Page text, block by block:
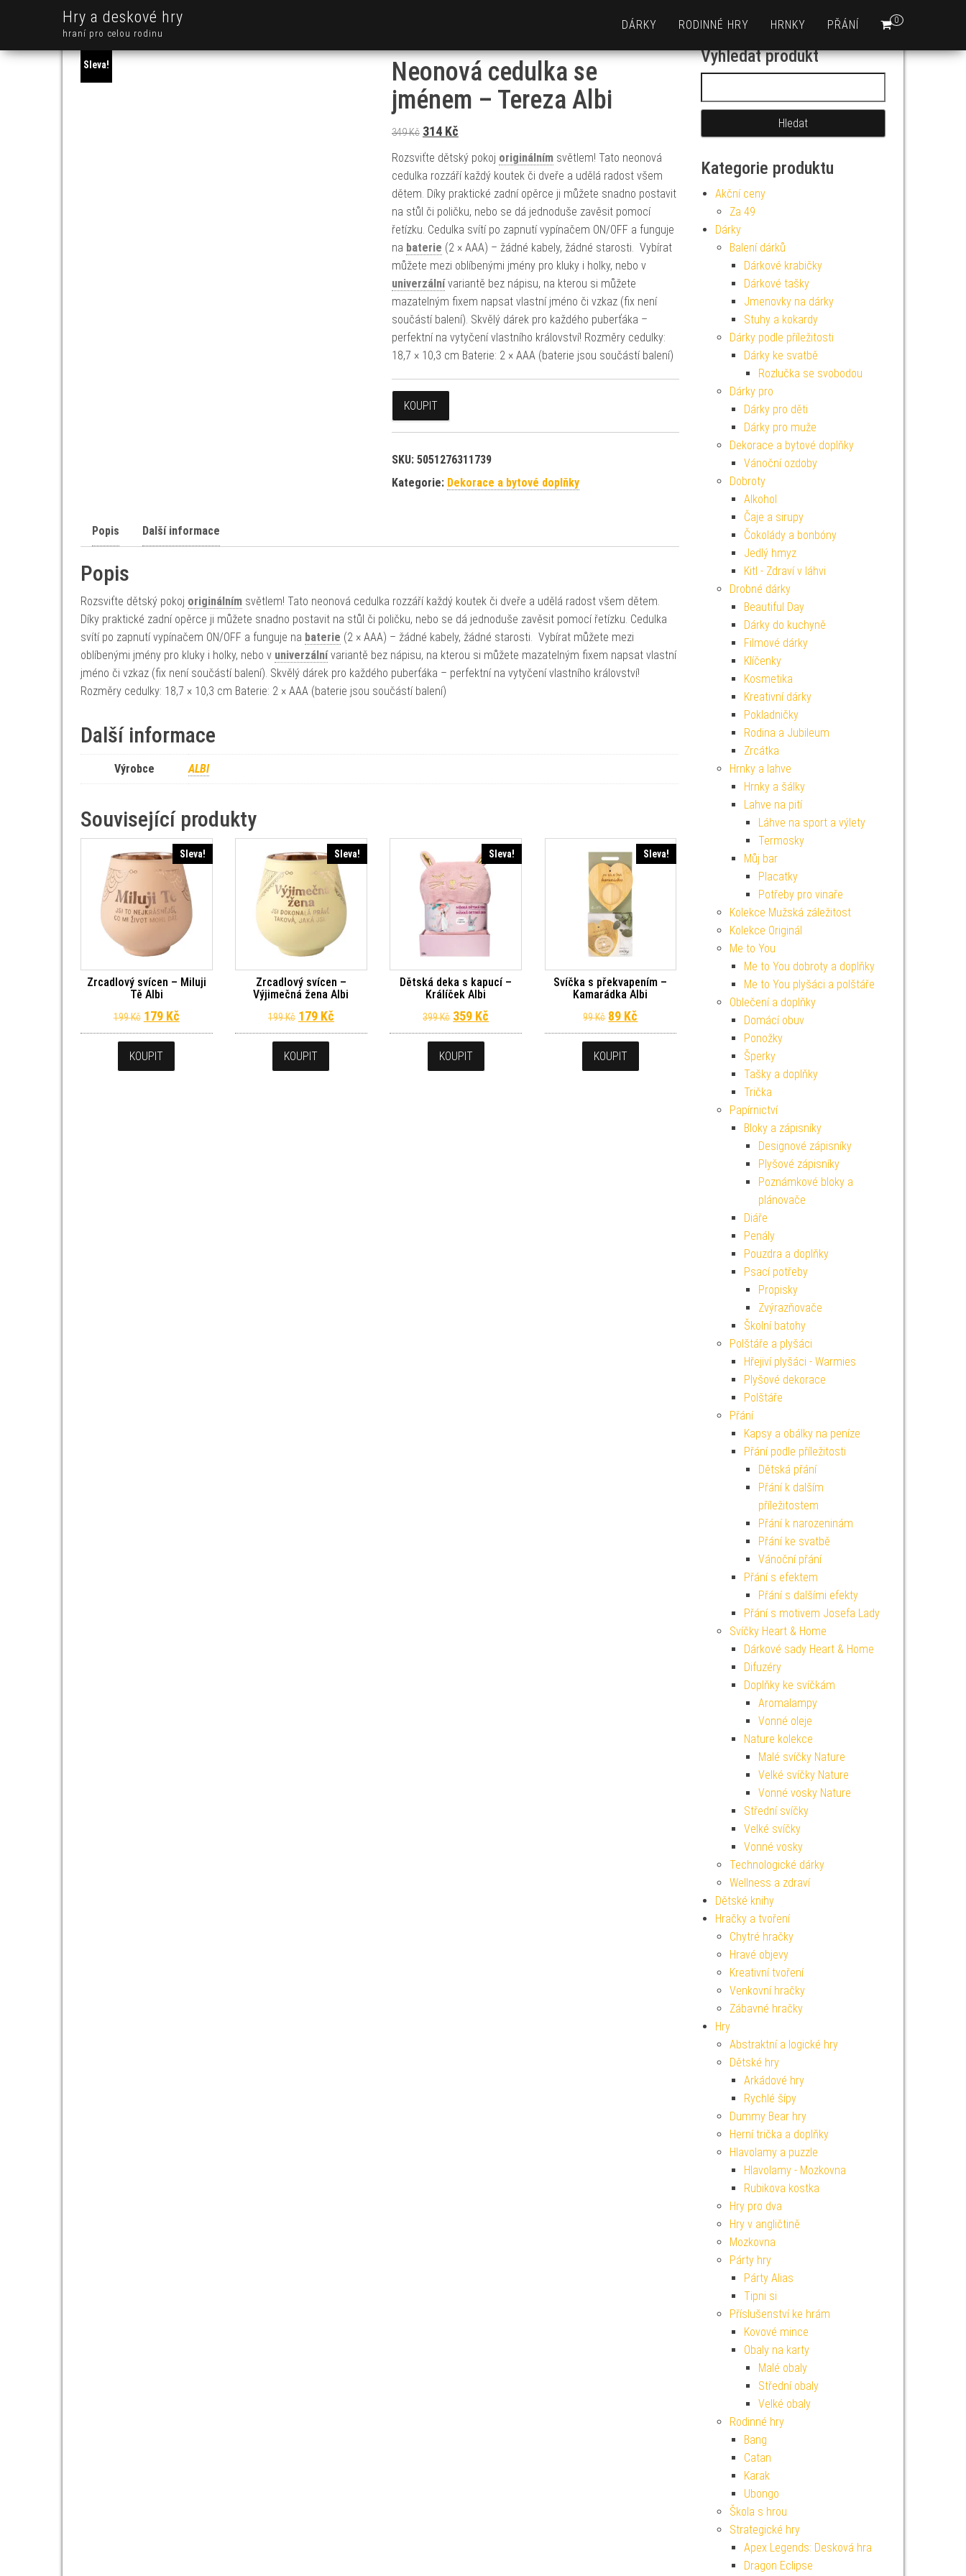
Hry a deskové hry
hraní pro celou rodinu
0
DÁRKY RODINNÉ HRY HRNKY PŘÁNÍ
Sleva!
Neonová cedulka se
jménem – Tereza Albi
349Kč Původní cena byla: 349 Kč.
314 KčAktuální cena je: 314 Kč.
Rozsviťte dětský pokoj originálnímsvětlem! Tato neonová
cedulka rozzáří každý koutek či dveře a udělá radost všem
dětem. Díky praktické zadní opěrce ji můžete snadno postavit
na stůl či poličku, nebo se dá jednoduše zavěsit pomocí
řetízku. Cedulka svítí po zapnutí vypínačem ON/OFF a funguje
na baterie (2 × AAA) – žádné kabely, žádné starosti. Vybírat
můžete mezi oblíbenými jmény pro kluky i holky, nebo v
univerzálnívariantě bez nápisu, na kterou si můžete
mazatelným fixem napsat vlastní jméno či vzkaz (fix není
součástí balení). Skvělý dárek pro každého puberťáka –
perfektní na vytyčení vlastního království! Rozměry cedulky:
18,7 × 10,3 cm Baterie: 2 × AAA (baterie jsou součástí balení)
KOUPIT
SKU: 5051276311739
Kategorie: Dekorace a bytové doplňky
Popis Další informace
Popis
Rozsviťte dětský pokoj originálním světlem! Tato neonová cedulka rozzáří každý koutek či dveře a udělá radost všem dětem.
Díky praktické zadní opěrce ji můžete snadno postavit na stůl či poličku, nebo se dá jednoduše zavěsit pomocí řetízku. Cedulka
svítí po zapnutí vypínačem ON/OFF a funguje na baterie (2 × AAA) – žádné kabely, žádné starosti. Vybírat můžete mezi
oblíbenými jmény pro kluky i holky, nebo v univerzálnívariantě bez nápisu, na kterou si můžete mazatelným fixem napsat vlastní
jméno či vzkaz (fix není součástí balení). Skvělý dárek pro každého puberťáka – perfektní na vytyčení vlastního království!
Rozměry cedulky: 18,7 × 10,3 cm Baterie: 2 × AAA (baterie jsou součástí balení)
Další informace
Výrobce ALBI
Související produkty
Sleva!
Zrcadlový svícen – Miluji
Tě Albi
199Kč Původní cena byla: 199 Kč.
179 KčAktuální cena je: 179 Kč.
KOUPIT
Sleva!
Zrcadlový svícen –
Výjimečná žena Albi
199Kč Původní cena byla: 199 Kč.
179 KčAktuální cena je: 179 Kč.
KOUPIT
Sleva!
Dětská deka s kapucí –
Králíček Albi
399Kč Původní cena byla: 399 Kč.
359 Kč Aktuální cena je: 359 Kč.
KOUPIT
Sleva!
Svíčka s překvapením –
Kamarádka Albi
99Kč Původní cena byla: 99 Kč.
89 Kč Aktuální cena je: 89 Kč.
KOUPIT
Vyhledat produkt
Kategorie produktu
Akční ceny
Za 49
Dárky
Balení dárků
Dárkové krabičky
Dárkové tašky
Jmenovky na dárky
Stuhy a kokardy
Dárky podle příležitosti
Dárky ke svatbě
Rozlučka se svobodou
Dárky pro
Dárky pro děti
Dárky pro muže
Dekorace a bytové doplňky
Vánoční ozdoby
Dobroty
Alkohol
Čaje a sirupy
Čokolády a bonbóny
Jedlý hmyz
Kitl - Zdraví v láhvi
Drobné dárky
Beautiful Day
Dárky do kuchyně
Filmové dárky
Klíčenky
Kosmetika
Kreativní dárky
Pokladničky
Rodina a Jubileum
Zrcátka
Hrnky a lahve
Hrnky a šálky
Lahve na pití
Láhve na sport a výlety
Termosky
Můj bar
Placatky
Potřeby pro vinaře
Kolekce Mužská záležitost
Kolekce Originál
Me to You
Me to You dobroty a doplňky
Me to You plyšáci a polštáře
Oblečení a doplňky
Domácí obuv
Ponožky
Šperky
Tašky a doplňky
Trička
Papírnictví
Bloky a zápisníky
Designové zápisníky
Plyšové zápisníky
Poznámkové bloky a
plánovače
Diáře
Penály
Pouzdra a doplňky
Psací potřeby
Propisky
Zvýrazňovače
Školní batohy
Polštáře a plyšáci
Hřejiví plyšáci - Warmies
Plyšové dekorace
Polštáře
Přání
Kapsy a obálky na peníze
Přání podle příležitosti
Dětská přání
Přání k dalším
příležitostem
Přání k narozeninám
Přání ke svatbě
Vánoční přání
Přání s efektem
Přání s dalšími efekty
Přání s motivem Josefa Lady
Svíčky Heart & Home
Dárkové sady Heart & Home
Difuzéry
Doplňky ke svíčkám
Aromalampy
Vonné oleje
Nature kolekce
Malé svíčky Nature
Velké svíčky Nature
Vonné vosky Nature
Střední svíčky
Velké svíčky
Vonné vosky
Technologické dárky
Wellness a zdraví
Dětské knihy
Hračky a tvoření
Chytré hračky
Hravé objevy
Kreativní tvoření
Venkovní hračky
Zábavné hračky
Hry
Abstraktní a logické hry
Dětské hry
Arkádové hry
Rychlé šípy
Dummy Bear hry
Herní trička a doplňky
Hlavolamy a puzzle
Hlavolamy - Mozkovna
Rubikova kostka
Hry pro dva
Hry v angličtině
Mozkovna
Párty hry
Párty Alias
Tipni si
Příslušenství ke hrám
Kovové mince
Obaly na karty
Malé obaly
Střední obaly
Velké obaly
Rodinné hry
Bang
Catan
Karak
Ubongo
Škola s hrou
Strategické hry
Apex Legends: Desková hra
Dragon Eclipse